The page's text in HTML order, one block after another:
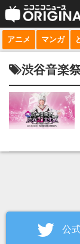
サービス一覧
niconico
動画
生放送
ニコニコQ
アニメ マンガ
渋谷音楽
公